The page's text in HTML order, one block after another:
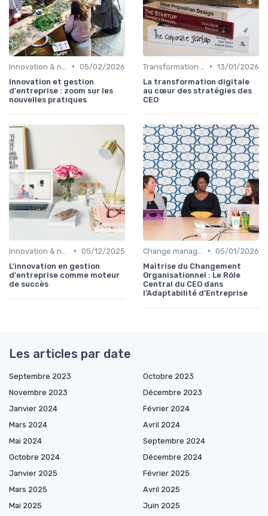
• 05/02/2026
Innovation et gestion
d'entreprise : zoom sur les
nouvelles pratiques
• 13/01/2026
La transformation digitale
au cœur des stratégies des
CEO
• 05/12/2025
L'innovation en gestion
d'entreprise comme moteur
de succès
• 05/01/2026
Maîtrise du Changement
Organisationnel : Le Rôle
Central du CEO dans
l‘Adaptabilité d‘Entreprise
Les articles par date
Septembre 2023
Octobre 2023
Novembre 2023
Décembre 2023
Janvier 2024
Février 2024
Mars 2024
Avril 2024
Mai 2024
Septembre 2024
Octobre 2024
Décembre 2024
Janvier 2025
Février 2025
Mars 2025
Avril 2025
Mai 2025
Juin 2025